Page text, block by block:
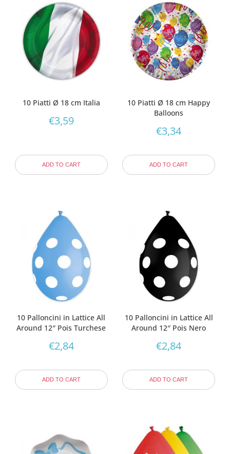
10 Piatti Ø 18 cm Italia
€3,59
ADD TO CART
10 Piatti Ø 18 cm Happy
Balloons
€3,34
ADD TO CART
10 Palloncini in Lattice All
Around 12″ Pois Turchese
€2,84
ADD TO CART
10 Palloncini in Lattice All
Around 12″ Pois Nero
€2,84
ADD TO CART